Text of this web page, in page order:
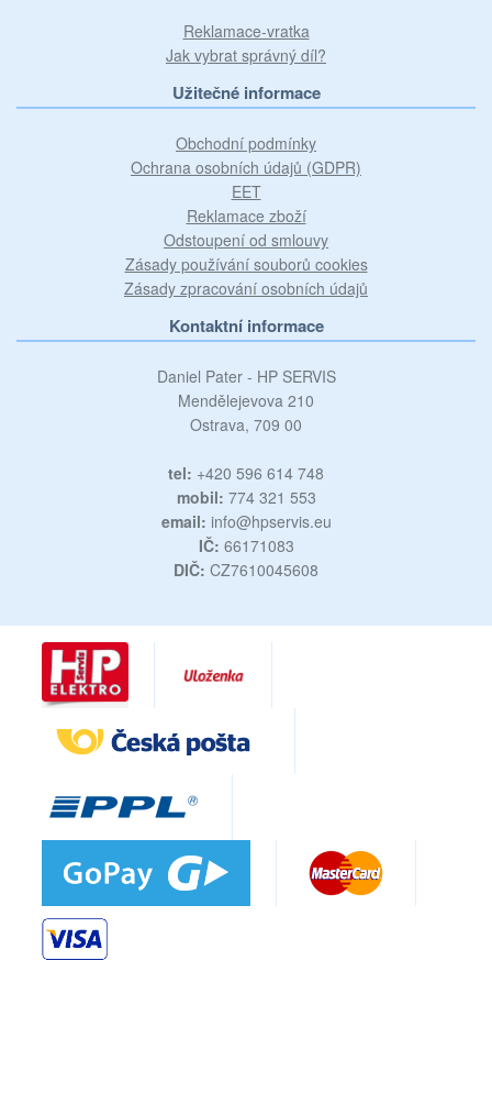
Reklamace-vratka
Jak vybrat správný díl?
Užitečné informace
Obchodní podmínky
Ochrana osobních údajů (GDPR)
EET
Reklamace zboží
Odstoupení od smlouvy
Zásady používání souborů cookies
Zásady zpracování osobních údajů
Kontaktní informace
Daniel Pater - HP SERVIS
Mendělejevova 210
Ostrava, 709 00
tel: +420 596 614 748
mobil: 774 321 553
email: info@hpservis.eu
IČ: 66171083
DIČ: CZ7610045608